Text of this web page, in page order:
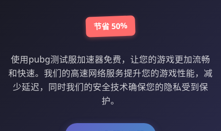
节省 50%
使用pubg测试服加速器免费，让您的游戏更加流畅
和快速。我们的高速网络服务提升您的游戏性能，减
少延迟，同时我们的安全技术确保您的隐私受到保
护。